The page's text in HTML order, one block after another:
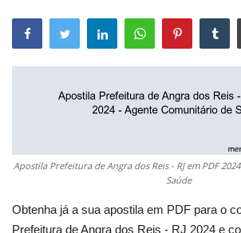
Apostila Prefeitura de Angra dos Reis - RJ em PDF
Saúde
Obtenha já a sua apostila em PDF para o
Prefeitura de Angra dos Reis - RJ 2024 e